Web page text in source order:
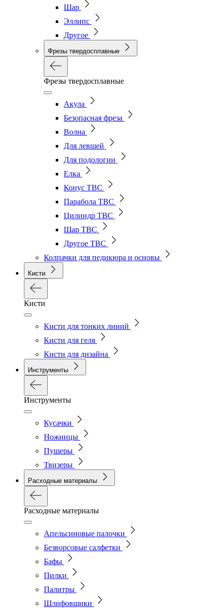
Шар
Эллипс
Другое
Фрезы твердосплавные
Фрезы твердосплавные
Акула
Безопасная фреза
Волна
Для левшей
Для подологии
Елка
Конус ТВС
Парабола ТВС
Цилиндр ТВС
Шар ТВС
Другое ТВС
Колпачки для педикюра и основы
Кисти
Кисти
Кисти для тонких линий
Кисти для геля
Кисти для дизайна
Инструменты
Инструменты
Кусачки
Ножницы
Пушеры
Твизеры
Расходные материалы
Расходные материалы
Апельсиновые палочки
Безворсовые салфетки
Бафы
Пилки
Палитры
Шлифовщики